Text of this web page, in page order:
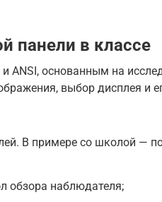
панели в классе
ANSI, основанным на
выбор дисплея и
В примере со школой —
обзора наблюдателя;